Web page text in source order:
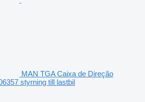
MAN TGA Caixa de Direção
styrning till lastbil